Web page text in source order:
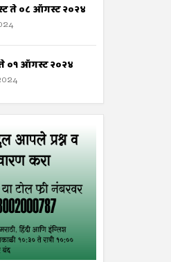
ते ०८ ऑगस्ट २०२४
०१ ऑगस्ट २०२४